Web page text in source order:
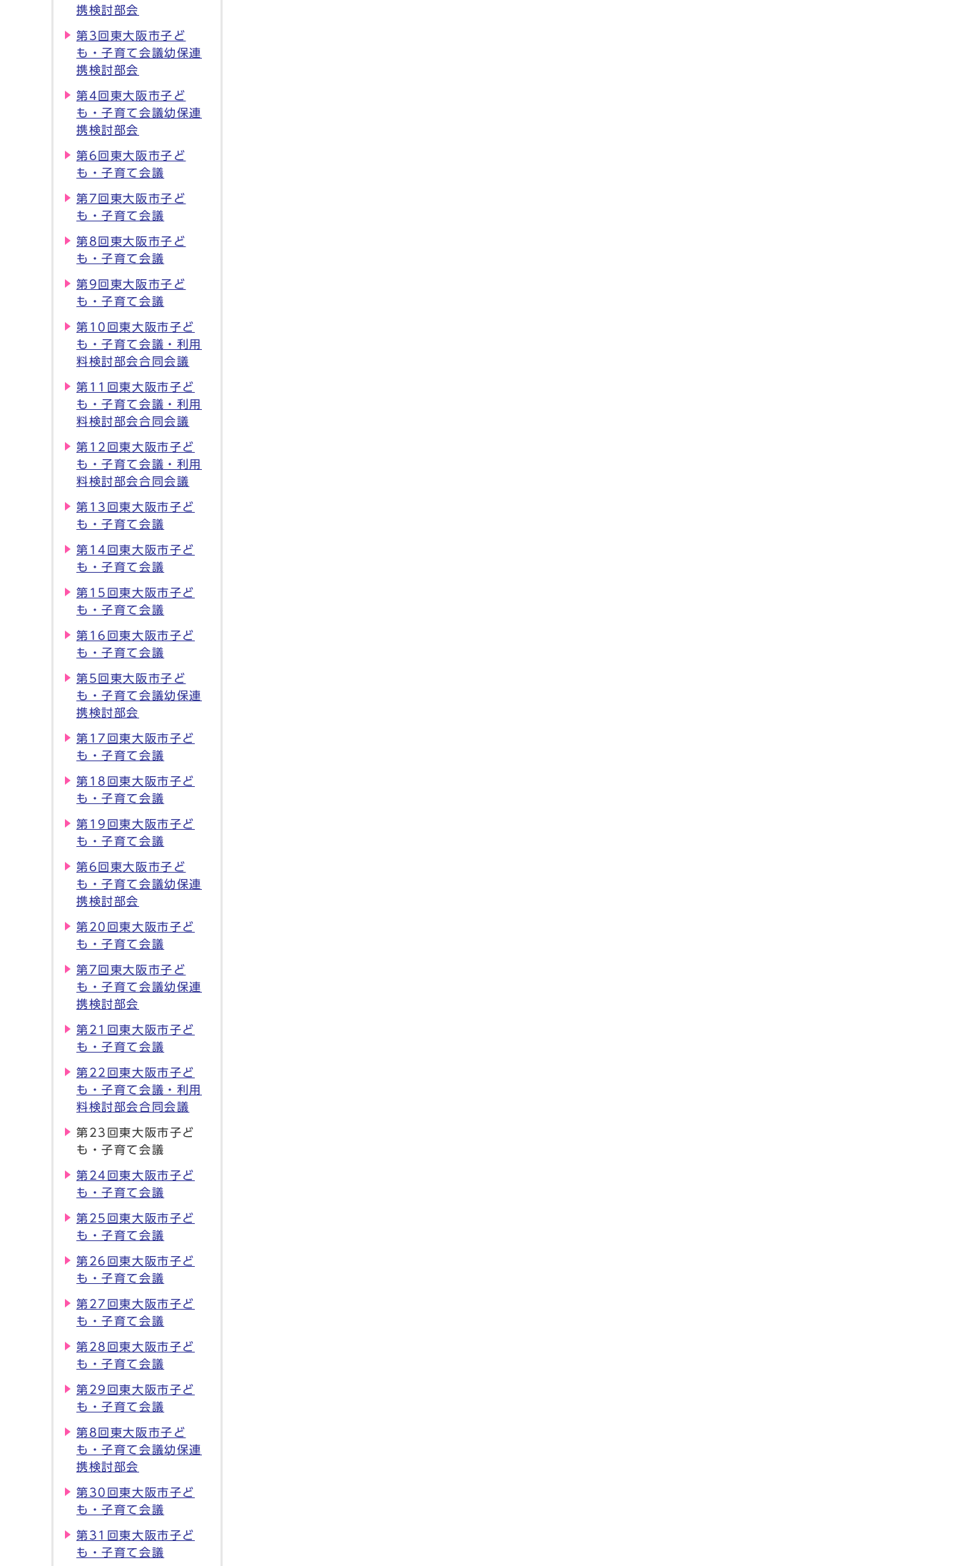
携検討部会
第3回東大阪市子ど
も・子育て会議幼保連
携検討部会
第4回東大阪市子ど
も・子育て会議幼保連
携検討部会
第6回東大阪市子ど
も・子育て会議
第7回東大阪市子ど
も・子育て会議
第8回東大阪市子ど
も・子育て会議
第9回東大阪市子ど
も・子育て会議
第10回東大阪市子ど
も・子育て会議・利用
料検討部会合同会議
第11回東大阪市子ど
も・子育て会議・利用
料検討部会合同会議
第12回東大阪市子ど
も・子育て会議・利用
料検討部会合同会議
第13回東大阪市子ど
も・子育て会議
第14回東大阪市子ど
も・子育て会議
第15回東大阪市子ど
も・子育て会議
第16回東大阪市子ど
も・子育て会議
第5回東大阪市子ど
も・子育て会議幼保連
携検討部会
第17回東大阪市子ど
も・子育て会議
第18回東大阪市子ど
も・子育て会議
第19回東大阪市子ど
も・子育て会議
第6回東大阪市子ど
も・子育て会議幼保連
携検討部会
第20回東大阪市子ど
も・子育て会議
第7回東大阪市子ど
も・子育て会議幼保連
携検討部会
第21回東大阪市子ど
も・子育て会議
第22回東大阪市子ど
も・子育て会議・利用
料検討部会合同会議
第23回東大阪市子ど
も・子育て会議
第24回東大阪市子ど
も・子育て会議
第25回東大阪市子ど
も・子育て会議
第26回東大阪市子ど
も・子育て会議
第27回東大阪市子ど
も・子育て会議
第28回東大阪市子ど
も・子育て会議
第29回東大阪市子ど
も・子育て会議
第8回東大阪市子ど
も・子育て会議幼保連
携検討部会
第30回東大阪市子ど
も・子育て会議
第31回東大阪市子ど
も・子育て会議